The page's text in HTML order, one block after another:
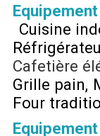
Cuisine
Cafetière
Grille pain
Four